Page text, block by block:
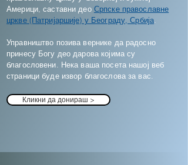
Америци, саставни део Српске православне
цркве (Патријаршије) у Београду, Србија
Управништво позива вернике да радосно
принесу Богу део дарова којима су
благословени. Нека ваша посета нашој веб
страници буде извор благослова за вас.
Кликни да донираш >